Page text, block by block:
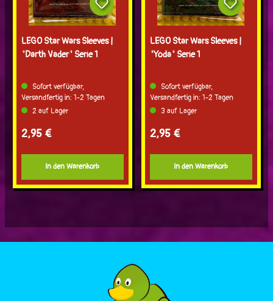
LEGO Star Wars Sleeves |
"Darth Vader" Serie 1
Sofort verfügbar,
Versandfertig in: 1-2 Tagen
2 auf Lager
Regulärer Preis:
2,95 €
In den Warenkorb
LEGO Star Wars Sleeves |
"Yoda" Serie 1
Sofort verfügbar,
Versandfertig in: 1-2 Tagen
3 auf Lager
Regulärer Preis:
2,95 €
In den Warenkorb